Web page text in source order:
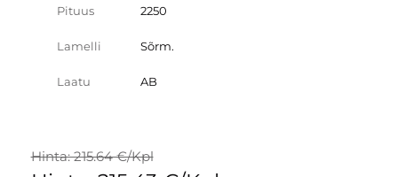
Pituus 2250
Lamelli Sõrm.
Laatu AB
Hinta: 215.64 €/Kpl